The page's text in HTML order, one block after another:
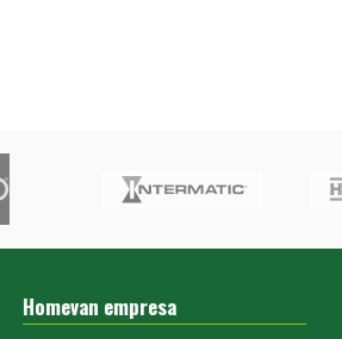
Homevan empresa